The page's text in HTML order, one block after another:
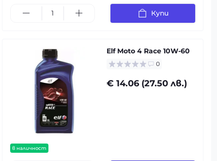
Купи
в наличност
Elf Moto 4 Race 10W-60
0
€ 14.06 (27.50 лв.)